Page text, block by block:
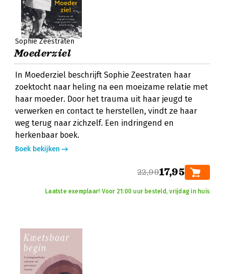
Sophie Zeestraten
Moederziel
In Moederziel beschrijft Sophie Zeestraten haar
zoektocht naar heling na een moeizame relatie met
haar moeder. Door het trauma uit haar jeugd te
verwerken en contact te herstellen, vindt ze haar
weg terug naar zichzelf. Een indringend en
herkenbaar boek.
Boek bekijken
22,9917,95
Laatste exemplaar! Voor 21:00 uur besteld, vrijdag in huis